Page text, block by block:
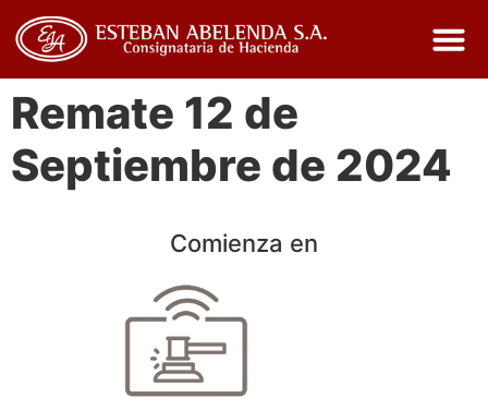
Remate 12 de
Septiembre de 2024
Comienza en